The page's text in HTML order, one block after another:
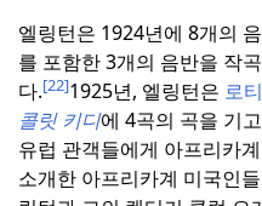
엘링턴은 1924년에 8개의
를 포함한 3개의 음반을 작
다.[22]1925년, 엘링턴은 로
콜릿 키디에 4곡의 곡을 기
유럽 관객들에게 아프리카
소개한 아프리카계 미국인